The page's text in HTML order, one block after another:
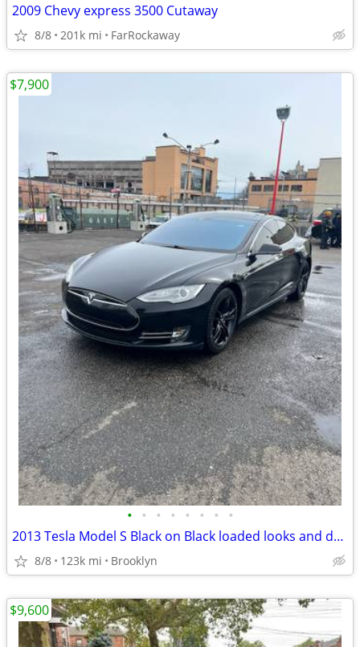
2009 Chevy express 3500 Cutaway
8/8 201k mi FarRockaway
• • • • • • • •
2013 Tesla Model S Black on Black loaded looks and drives like new comes with ch
8/8 123k mi Brooklyn
$7,900
$9,600